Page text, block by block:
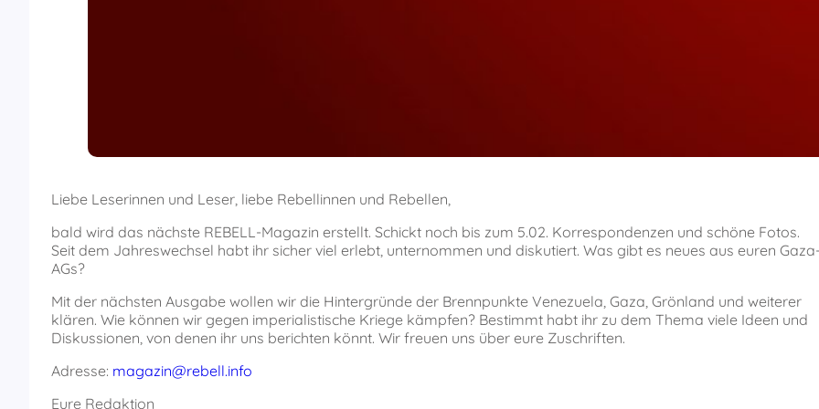
Liebe Leserinnen und Leser, liebe Rebellinnen und Rebellen,
bald wird das nächste REBELL-Magazin erstellt. Schickt noch bis zum 5.02. Korrespondenzen und schöne Fotos.
Seit dem Jahreswechsel habt ihr sicher viel erlebt, unternommen und diskutiert. Was gibt es neues aus euren
AGs?
Mit der nächsten Ausgabe wollen wir die Hintergründe der Brennpunkte Venezuela, Gaza, Grönland und weiterer
klären. Wie können wir gegen imperialistische Kriege kämpfen? Bestimmt habt ihr zu dem Thema viele Ideen und
Diskussionen, von denen ihr uns berichten könnt. Wir freuen uns über eure Zuschriften.
Adresse: magazin@rebell.info
Eure Redaktion